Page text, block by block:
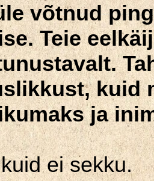
võtnud
Teie
kuid
ja
ei sekku.